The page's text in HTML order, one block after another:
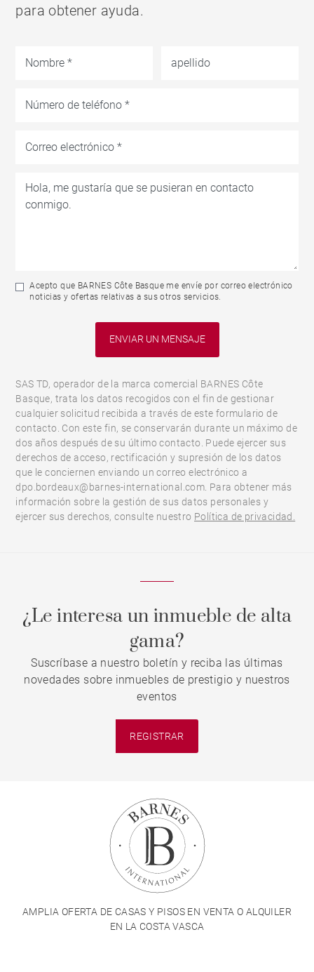
para obtener ayuda.
Acepto que BARNES Côte Basque me envíe por correo electrónico
noticias y ofertas relativas a sus otros servicios.
SAS TD, operador de la marca comercial BARNES Côte
Basque, trata los datos recogidos con el fin de gestionar
cualquier solicitud recibida a través de este formulario de
contacto. Con este fin, se conservarán durante un máximo de
dos años después de su último contacto. Puede ejercer sus
derechos de acceso, rectificación y supresión de los datos
que le conciernen enviando un correo electrónico a
dpo.bordeaux@barnes-international.com. Para obtener más
información sobre la gestión de sus datos personales y
ejercer sus derechos, consulte nuestro Política de privacidad.
¿Le interesa un inmueble de alta
gama?
Suscríbase a nuestro boletín y reciba las últimas
novedades sobre inmuebles de prestigio y nuestros
eventos
REGISTRAR
AMPLIA OFERTA DE CASAS Y PISOS EN VENTA O ALQUILER
EN LA COSTA VASCA